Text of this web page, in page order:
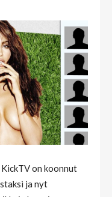
on koonnut
ja nyt